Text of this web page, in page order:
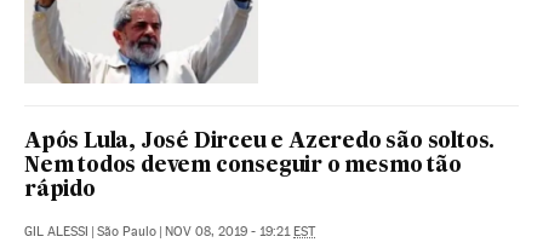
Após Lula, José Dirceu e Azeredo são soltos.
Nem todos devem conseguir o mesmo tão
rápido
GIL ALESSI | São Paulo | NOV 08, 2019 - 19:21EST